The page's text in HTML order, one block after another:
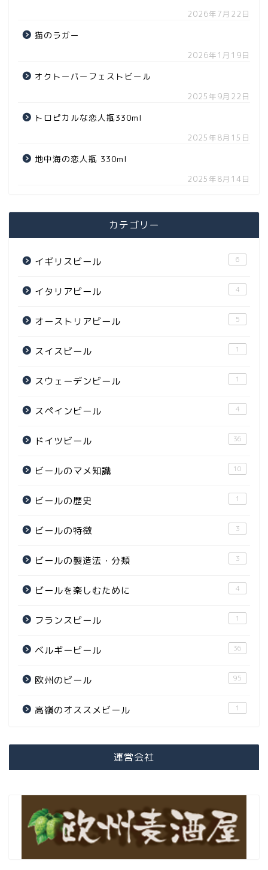
2026年7月22日
猫のラガー
2026年1月19日
オクトーバーフェストビール
2025年9月22日
トロピカルな恋人瓶330ml
2025年8月15日
地中海の恋人瓶 330ml
2025年8月14日
カテゴリー
イギリスビール 6
イタリアビール 4
オーストリアビール 5
スイスビール 1
スウェーデンビール 1
スペインビール 4
ドイツビール 36
ビールのマメ知識 10
ビールの歴史 1
ビールの特徴 3
ビールの製造法・分類 3
ビールを楽しむために 4
フランスビール 1
ベルギービール 36
欧州のビール 95
高嶺のオススメビール 1
運営会社